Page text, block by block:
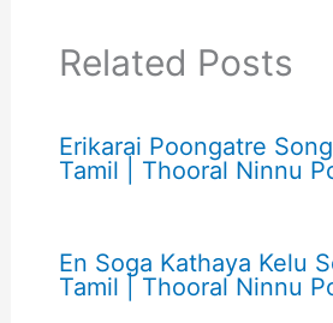
Related Posts
Erikarai Poongatre
Tamil | Thooral Ninnu
En Soga Kathaya Kelu
Tamil | Thooral Ninnu